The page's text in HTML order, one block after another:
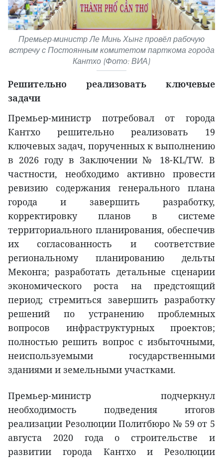
Премьер-министр Ле Минь Хынг провёл рабочую
встречу с Постоянным комитетом парткома города
Кантхо (Фото: ВИА)
Решительно реализовать ключевые
задачи
Премьер-министр потребовал от города
Кантхо решительно реализовать 19
ключевых задач, порученных к выполнению
в 2026 году в Заключении № 18-KL/TW. В
частности, необходимо активно провести
ревизию содержания генерального плана
города и завершить разработку,
корректировку планов в системе
территориального планирования, обеспечив
их согласованность и соответствие
региональному планированию дельты
Меконга; разработать детальные сценарии
экономического роста на предстоящий
период; стремиться завершить разработку
решений по устранению проблемных
вопросов инфраструктурных проектов;
полностью решить вопрос с избыточными,
неиспользуемыми государственными
зданиями и земельными участками.
Премьер-министр подчеркнул
необходимость подведения итогов
реализации Резолюции Политбюро № 59 от 5
августа 2020 года о строительстве и
развитии города Кантхо и Резолюции